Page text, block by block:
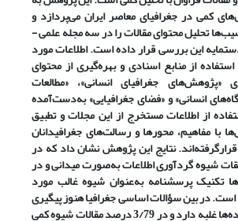
کمی در جغرافیای معاصر ایران می‌پردازد و
تحلیل محتوای مقالات را در سه مجله علمی -
این بررسی قرار داده است. اطلاعات مورد
از منابع اسنادی و بهره‌گیری از محتوای
«پژوهش‌های جغرافیای انسانی»، «مطالعات
انسانی» و «فضای جغرافیایی» به‌دست‌آمده
از اطلاعات مستخرج از این مجلات و تطبیق
با مفاهیم، محورها و رسالت‌های جغرافیدانان
نتایج این پژوهش نشان داد که در
شیوه گردآوری اطلاعات به‌صورت میدانی و در
تکنیک پرسشنامه به‌عنوان شیوه غالب مورد
است. در بین سؤالات اساسی جغرافیا هنوز پیگیری
چیستی و کجایی پدیده‌ها غلبه دارد و در 3/79 درصد مقالات شیوه کمی